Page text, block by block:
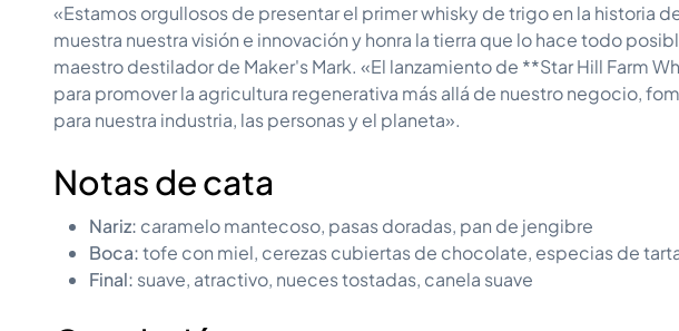
«Estamos orgullosos de presentar el primer whisky de trigo en la historia
muestra nuestra visión e innovación y honra la tierra que lo hace todo
maestro destilador de Maker's Mark. «El lanzamiento de **Star Hill Farm
para promover la agricultura regenerativa más allá de nuestro negocio,
para nuestra industria, las personas y el planeta».
Notas de cata
Nariz: caramelo mantecoso, pasas doradas, pan de jengibre
Boca:tofe con miel, cerezas cubiertas de chocolate, especias de
Final: suave, atractivo, nueces tostadas, canela suave